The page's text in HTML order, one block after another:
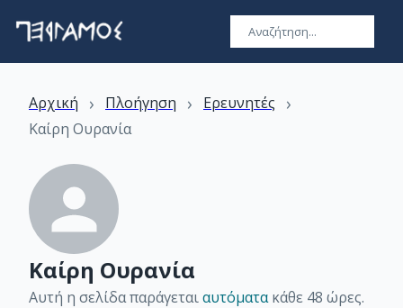
Αρχική › Πλοήγηση › Ερευνητές ›
Καίρη Ουρανία
Καίρη Ουρανία
Αυτή η σελίδα παράγεταιαυτόματακάθε 48 ώρες.